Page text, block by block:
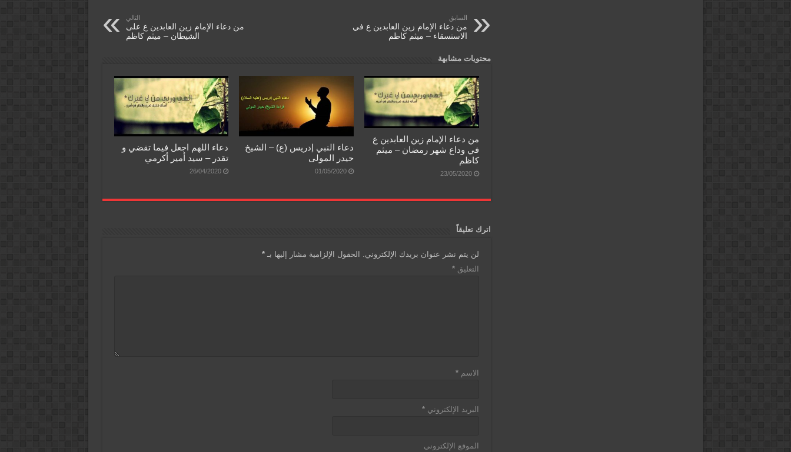
o
o
k
p
p
n
السابق
من دعاء الإمام زين العابدين ع في
الاستسقاء – ميثم كاظم
التالي
من دعاء الإمام زين العابدين ع على
الشيطان – ميثم كاظم
محتويات مشابهة
من دعاء الإمام زين العابدين ع
في وداع شهر رمضان – ميثم
كاظم
23/05/2020
دعاء النبي إدريس (ع) – الشيخ
حيدر المولى
01/05/2020
دعاء اللهم اجعل فيما تقضي و
تقدر – سيد أمير أكرمي
26/04/2020
اترك تعليقاً
لن يتم نشر عنوان بريدك الإلكتروني. الحقول الإلزامية مشار إليها بـ*
التعليق*
الاسم*
البريد الإلكتروني*
الموقع الإلكتروني